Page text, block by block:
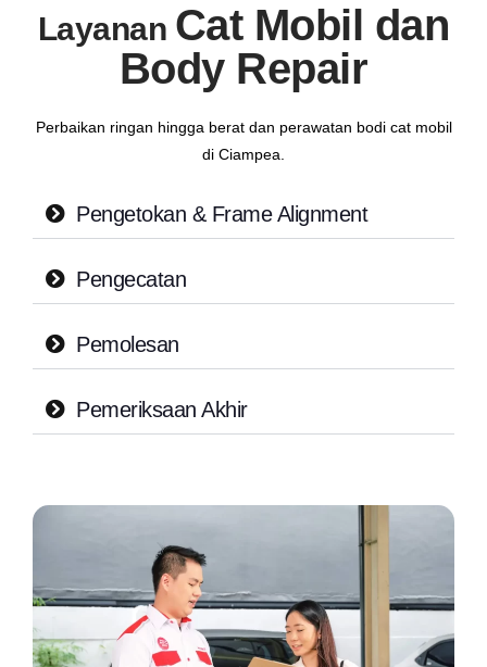
Layanan Cat Mobil dan
Body Repair
Perbaikan ringan hingga berat dan perawatan bodi cat mobil
di Ciampea.
Pengetokan & Frame Alignment
Pengecatan
Pemolesan
Pemeriksaan Akhir